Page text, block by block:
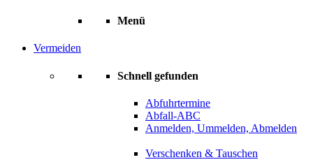
Menü
Vermeiden
Schnell gefunden
Abfuhrtermine
Abfall-ABC
Anmelden, Ummelden, Abmelden
Verschenken & Tauschen